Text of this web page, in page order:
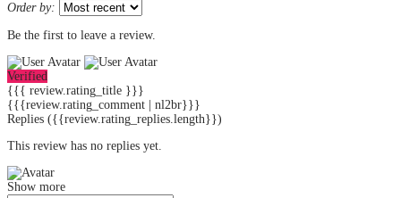
Order by:
Be the first to leave a review.
Verified
{{{ review.rating_title }}}
{{{review.rating_comment | nl2br}}}
Replies ({{review.rating_replies.length}})
This review has no replies yet.
Show more